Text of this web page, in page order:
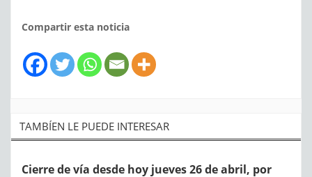
Compartir esta noticia
TAMBÍEN LE PUEDE INTERESAR
Cierre de vía desde hoy jueves 26 de abril, por